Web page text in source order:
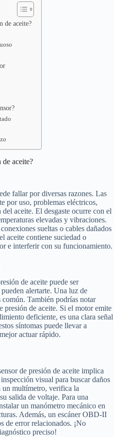
de aceite?
de aceite?
fallar por diversas razones. Las
por uso, problemas eléctricos,
aceite. El desgaste ocurre con el
elevadas y vibraciones.
sueltas o cables dañados
aceite contiene suciedad o
e interferir con su funcionamiento.
de aceite puede ser
alertarte. Una luz de
común. También podrías notar
presión de aceite. Si el motor emite
deficiente, es una clara señal
síntomas puede llevar a
actuar rápido.
de presión de aceite implica
visual para buscar daños
un multímetro, verifica la
salida de voltaje. Para una
un manómetro mecánico en
Además, un escáner OBD-II
de error relacionados. ¡No
preciso!